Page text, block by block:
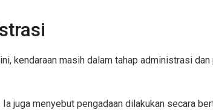
kendaraan masih dalam tahap administrasi
juga menyebut pengadaan dilakukan secara